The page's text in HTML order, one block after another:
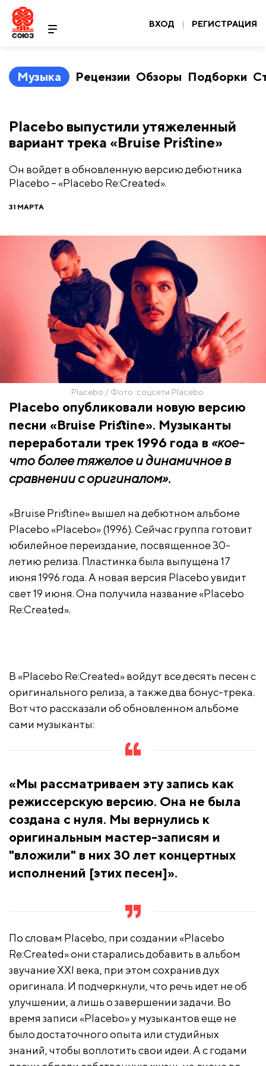
ВХОД | РЕГИСТРАЦИЯ
Музыка Рецензии Обзоры Подборки
Placebo выпустили утяжеленный
вариант трека «Bruise Pristine»
Он войдет в обновленную версию дебютника
Placebo – «Placebo Re:Created».
31 МАРТА
Placebo / Фото: соцсети Placebo
Placebo опубликовали новую версию
песни «Bruise Pristine». Музыканты
переработали трек 1996 года в «кое-
что более тяжелое и динамичное в
сравнении с оригиналом».
«Bruise Pristine» вышел на дебютном альбоме
Placebo «Placebo» (1996). Сейчас группа готовит
юбилейное переиздание, посвященное 30-
летию релиза. Пластинка была выпущена 17
июня 1996 года. А новая версия Placebo увидит
свет 19 июня. Она получила название «Placebo
Re:Created».
В «Placebo Re:Created» войдут все десять песен с
оригинального релиза, а также два бонус-трека.
Вот что рассказали об обновленном альбоме
сами музыканты:
«Мы рассматриваем эту запись как
режиссерскую версию. Она не была
создана с нуля. Мы вернулись к
оригинальным мастер-записям и
"вложили" в них 30 лет концертных
исполнений [этих песен]».
По словам Placebo, при создании «Placebo
Re:Created» они старались добавить в альбом
звучание XXI века, при этом сохранив дух
оригинала. И подчеркнули, что речь идет не об
улучшении, а лишь о завершении задачи. Во
время записи «Placebo» у музыкантов еще не
было достаточного опыта или студийных
знаний, чтобы воплотить свои идеи. А с годами